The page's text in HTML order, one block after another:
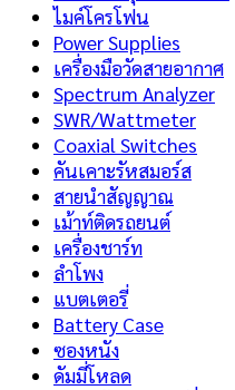
ไมค์โครโฟน
Power Supplies
เครื่องมือวัดสายอากาศ
Spectrum Analyzer
SWR/Wattmeter
Coaxial Switches
คันเคาะรัหสมอร์ส
สายนำสัญญาณ
เม้าท์ติดรถยนต์
เครื่องชาร์ท
ลำโพง
แบตเตอรี่
Battery Case
ซองหนัง
ดัมมี่โหลด